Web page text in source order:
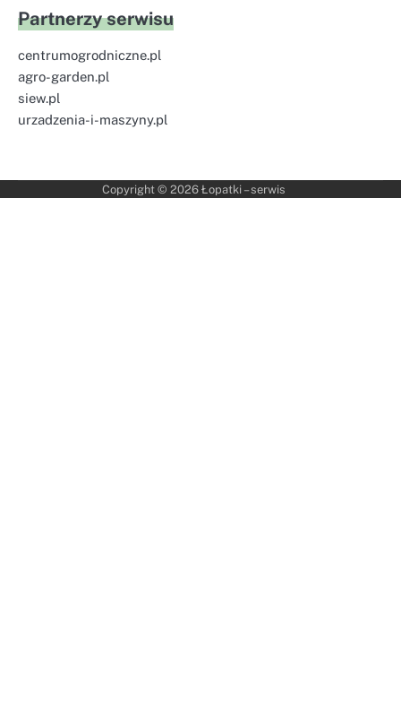
Partnerzy serwisu
centrumogrodniczne.pl
agro-garden.pl
siew.pl
urzadzenia-i-maszyny.pl
Copyright © 2026 Łopatki – serwis